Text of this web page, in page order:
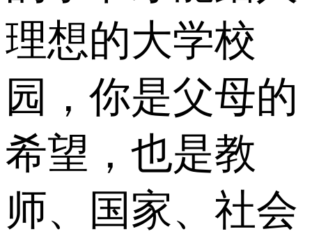
理想的大学校
园，你是父母的
希望，也是教
师、国家、社会